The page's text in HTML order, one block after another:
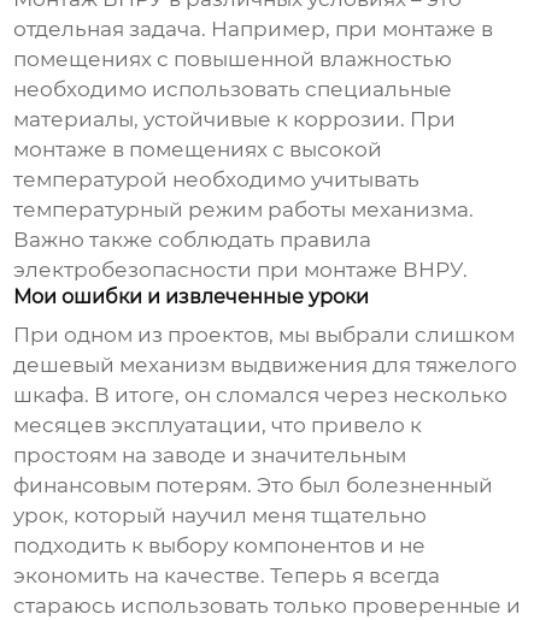
отдельная задача. Например, при монтаже в
помещениях с повышенной влажностью
необходимо использовать специальные
материалы, устойчивые к коррозии. При
монтаже в помещениях с высокой
температурой необходимо учитывать
температурный режим работы механизма.
Важно также соблюдать правила
электробезопасности при монтаже ВНРУ.
Мои ошибки и извлеченные уроки
При одном из проектов, мы выбрали слишком
дешевый механизм выдвижения для тяжелого
шкафа. В итоге, он сломался через несколько
месяцев эксплуатации, что привело к
простоям на заводе и значительным
финансовым потерям. Это был болезненный
урок, который научил меня тщательно
подходить к выбору компонентов и не
экономить на качестве. Теперь я всегда
стараюсь использовать только проверенные и